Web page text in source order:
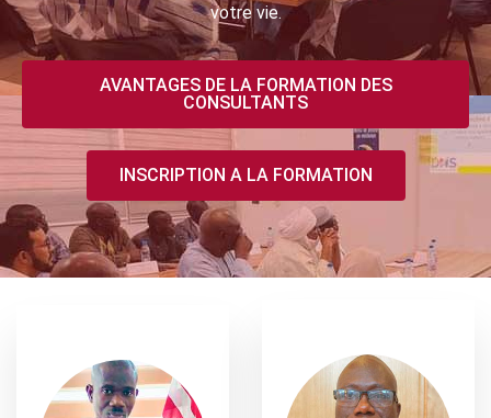
votre vie.
AVANTAGES DE LA FORMATION DES
CONSULTANTS
INSCRIPTION A LA FORMATION